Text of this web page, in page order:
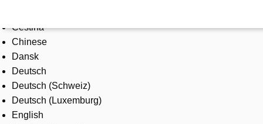
Products & Solutions
Industries
Services
About us
Where to buy
Contact us
Careers
Čeština
Chinese
Dansk
Deutsch
Deutsch (Schweiz)
Deutsch (Luxemburg)
English